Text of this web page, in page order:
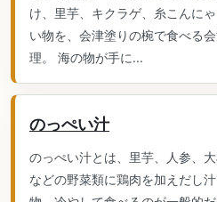
け、里芋、キクラゲ、糸こんに
い物を、会津塗りの椀で食べる
理。 海の物が手に...
のっぺい汁
のっぺい汁とは、里芋、人参、
などの野菜類に鶏肉を加えだし